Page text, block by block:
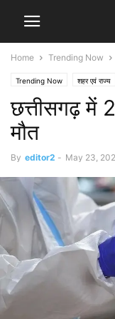
Home Trending Now
Trending Now शहर एवं राज्य
छत्तीसगढ़ में
मौत
By editor2 - May 23,